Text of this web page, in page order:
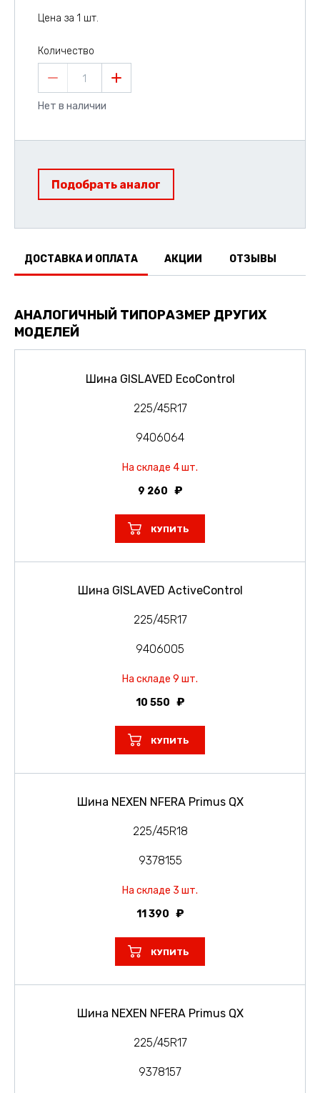
Цена за 1 шт.
Количество
1
Нет в наличии
Подобрать аналог
ДОСТАВКА И ОПЛАТА АКЦИИ ОТЗЫВЫ
АНАЛОГИЧНЫЙ ТИПОРАЗМЕР ДРУГИХ
МОДЕЛЕЙ
Шина GISLAVED EcoControl
225/45R17
9406064
На складе 4 шт.
9 260
КУПИТЬ
Шина GISLAVED ActiveControl
225/45R17
9406005
На складе 9 шт.
10 550
КУПИТЬ
Шина NEXEN NFERA Primus QX
225/45R18
9378155
На складе 3 шт.
11 390
КУПИТЬ
Шина NEXEN NFERA Primus QX
225/45R17
9378157